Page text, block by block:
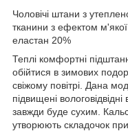
Чоловічі штани з
тканини з ефектом
еластан 20%
Теплі комфортні
обійтися в зимових
свіжому повітрі. Дана
підвищені вологовідвідні
завжди буде сухим.
утворюють складочок